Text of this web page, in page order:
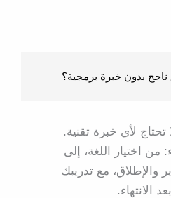
بدون خبرة برمجية؟
لأي خبرة تقنية.
اختيار اللغة، إلى
والإطلاق، مع تدريبك
الانتهاء.